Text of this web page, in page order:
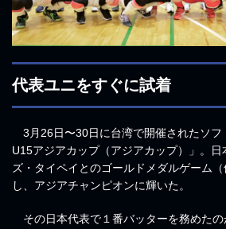
代表ユニをすぐに試着
3月26日〜30日に台湾で開催されたソフ
U15アジアカップ（アジアカップ）」。
ズ・タイペイとのゴールドメダルゲーム（
し、アジアチャンピオンに輝いた。
その日本代表で１番バッターを務めた